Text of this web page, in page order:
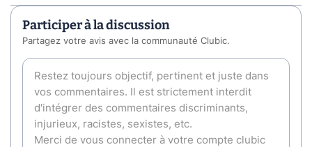
Participer à la discussion
Partagez votre avis avec la communauté Clubic.